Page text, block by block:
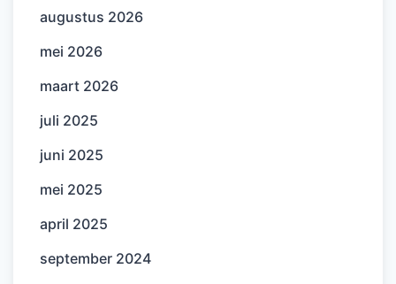
augustus 2026
mei 2026
maart 2026
juli 2025
juni 2025
mei 2025
april 2025
september 2024